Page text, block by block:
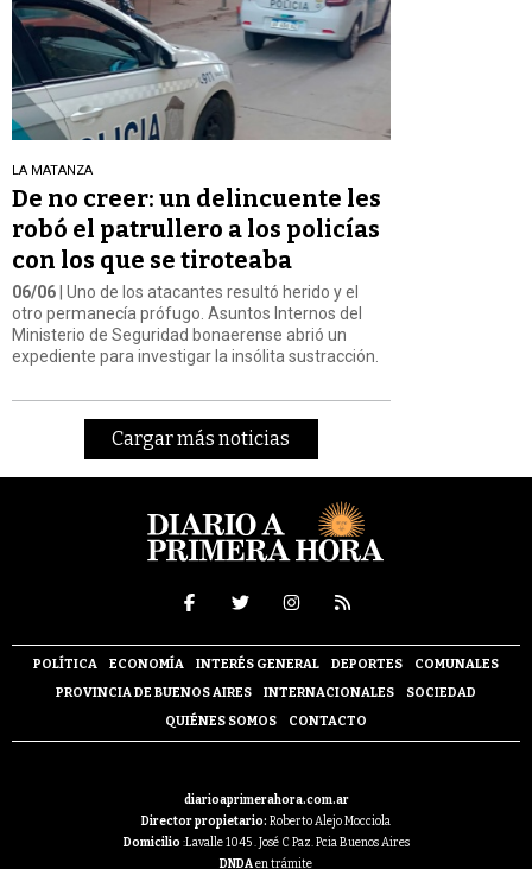
LA MATANZA
De no creer: un delincuente les
robó el patrullero a los policías
con los que se tiroteaba
06/06| Uno de los atacantes resultó herido y el
otro permanecía prófugo. Asuntos Internos del
Ministerio de Seguridad bonaerense abrió un
expediente para investigar la insólita sustracción.
Cargar más noticias
POLÍTICA ECONOMÍA INTERÉS GENERAL DEPORTES
COMUNALES
PROVINCIA DE BUENOS AIRES
INTERNACIONALES
SOCIEDAD
QUIÉNES SOMOS
CONTACTO
diarioaprimerahora.com.ar
Director propietario: Roberto Alejo Mocciola
Domicilio :Lavalle 1045 . José C Paz. Pcia Buenos Aires
DNDAen trámite